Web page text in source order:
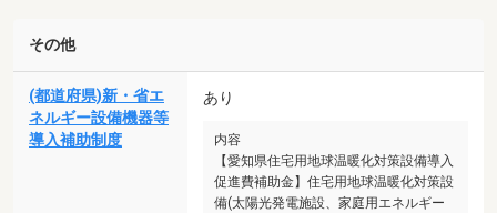
その他
(都道府県)新・省エ
ネルギー設備機器等
導入補助制度
あり
内容
【愛知県住宅用地球温暖化対策設備導入
促進費補助金】住宅用地球温暖化対策設
備(太陽光発電施設、家庭用エネルギー